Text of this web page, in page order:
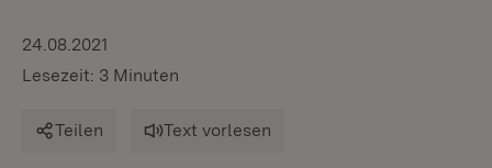
24.08.2021
Lesezeit: 3 Minuten
Teilen Text vorlesen